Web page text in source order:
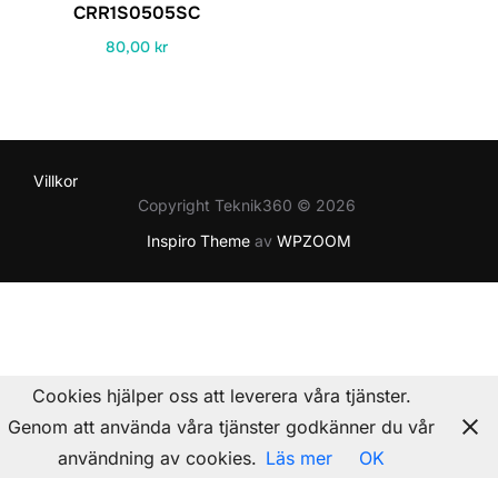
CRR1S0505SC
80,00kr
Villkor
Copyright Teknik360 © 2026
Inspiro Theme av WPZOOM
Cookies hjälper oss att leverera våra tjänster.
Genom att använda våra tjänster godkänner du vår
användning av cookies. Läs mer OK